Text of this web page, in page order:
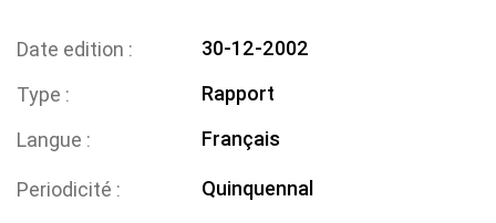
Date edition
30-12-2002
Type
Rapport
Langue
Français
Periodicité
Quinquennal